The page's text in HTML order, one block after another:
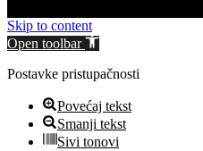
Skip to content
Open toolbar
Postavke pristupačnosti
Povećaj tekst
Smanji tekst
Sivi tonovi